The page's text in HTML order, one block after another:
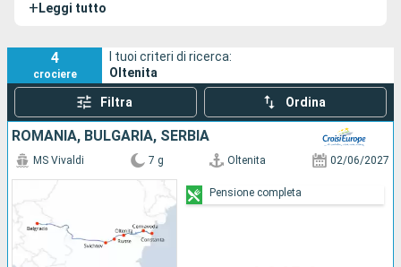
+ Leggi tutto
4
crociere
I tuoi criteri di ricerca:
Oltenita
Filtra Ordina
ROMANIA, BULGARIA, SERBIA
MS Vivaldi 7 g Oltenita 02/06/2027
Pensione completa